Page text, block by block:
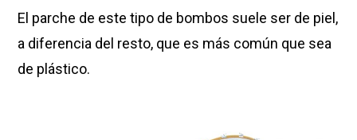
El parche de este tipo de bombos suele ser de piel,
a diferencia del resto, que es más común que sea
de plástico.